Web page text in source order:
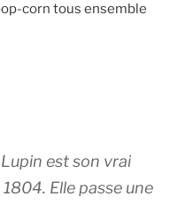
corn tous ensemble
est son vrai
Elle passe une